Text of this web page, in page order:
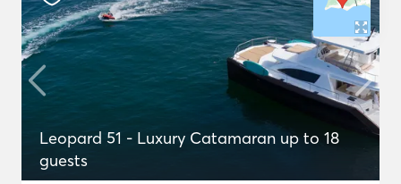
Leopard 51 - Luxury Catamaran up to 18
guests